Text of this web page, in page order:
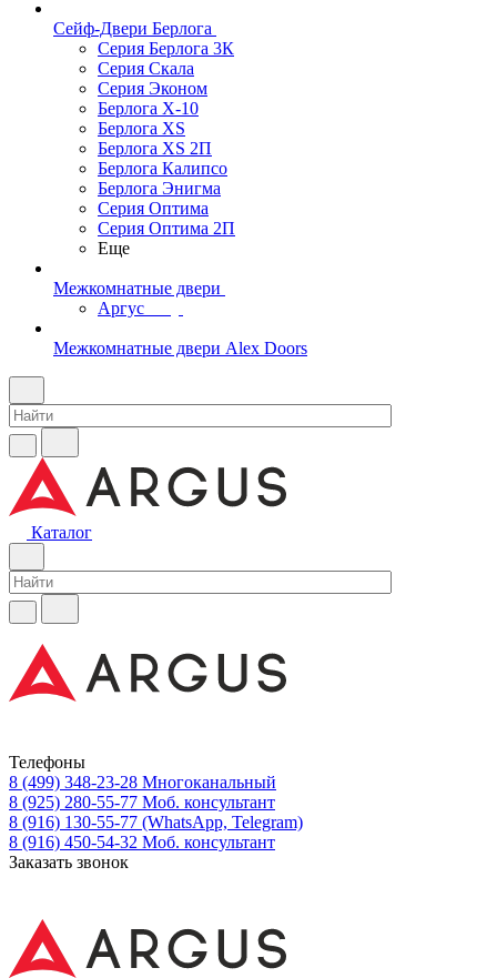
Сейф-Двери Берлога
Серия Берлога 3К
Серия Скала
Серия Эконом
Берлога X-10
Берлога XS
Берлога XS 2П
Берлога Калипсо
Берлога Энигма
Серия Оптима
Серия Оптима 2П
Еще
Межкомнатные двери
Аргус
Межкомнатные двери Alex Doors
Каталог
Телефоны
8 (499) 348-23-28 Многоканальный
8 (925) 280-55-77 Моб. консультант
8 (916) 130-55-77 (WhatsApp, Telegram)
8 (916) 450-54-32 Моб. консультант
Заказать звонок